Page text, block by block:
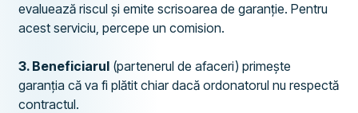
evaluează riscul și emite scrisoarea de garanție. Pentru
acest serviciu, percepe un comision.
3. Beneficiarul (partenerul de afaceri) primește
garanția că va fi plătit chiar dacă ordonatorul nu respectă
contractul.